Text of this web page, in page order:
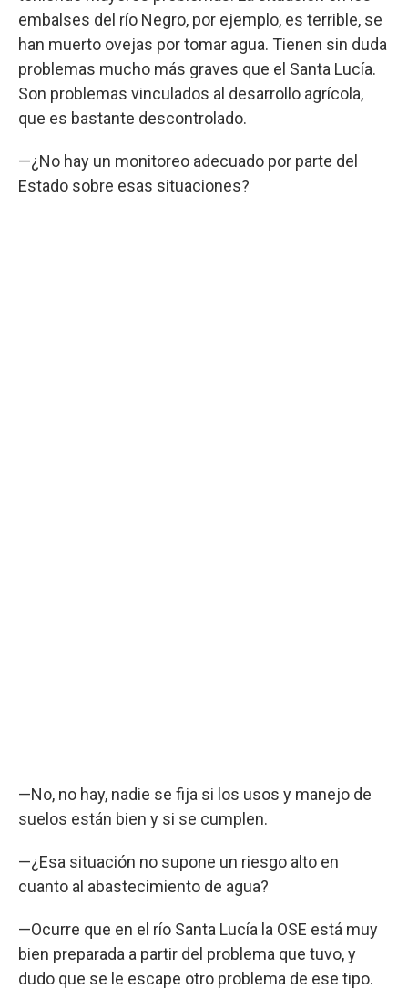
embalses del río Negro, por ejemplo, es terrible, se
han muerto ovejas por tomar agua. Tienen sin duda
problemas mucho más graves que el Santa Lucía.
Son problemas vinculados al desarrollo agrícola,
que es bastante descontrolado.
—¿No hay un monitoreo adecuado por parte del
Estado sobre esas situaciones?
—No, no hay, nadie se fija si los usos y manejo de
suelos están bien y si se cumplen.
—¿Esa situación no supone un riesgo alto en
cuanto al abastecimiento de agua?
—Ocurre que en el río Santa Lucía la OSE está muy
bien preparada a partir del problema que tuvo, y
dudo que se le escape otro problema de ese tipo.